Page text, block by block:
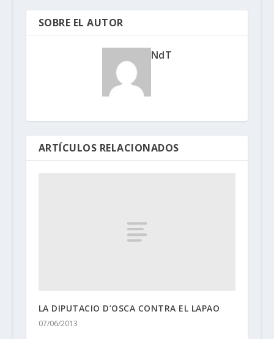
SOBRE EL AUTOR
NdT
ARTÍCULOS RELACIONADOS
LA DIPUTACIO D’OSCA CONTRA EL LAPAO
07/06/2013